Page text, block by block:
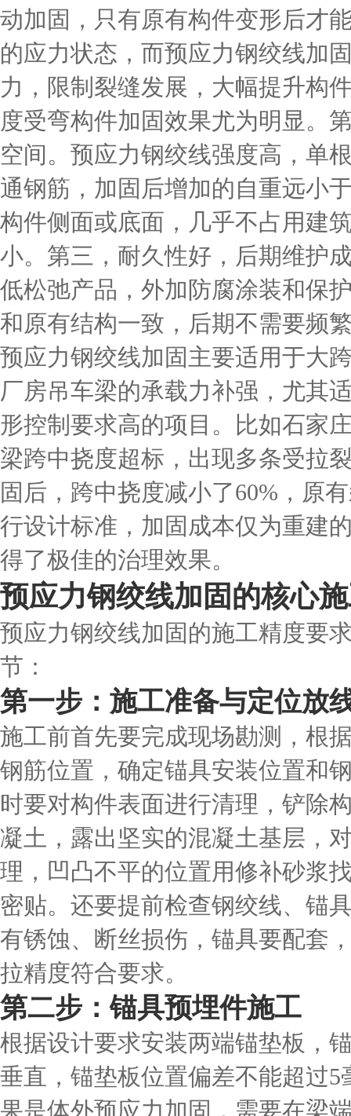
动加固，只有原有构件变形后才
的应力状态，而预应力钢绞线加
力，限制裂缝发展，大幅提升构
度受弯构件加固效果尤为明显。
空间。预应力钢绞线强度高，单
通钢筋，加固后增加的自重远小
构件侧面或底面，几乎不占用建
小。第三，耐久性好，后期维护
低松弛产品，外加防腐涂装和保
和原有结构一致，后期不需要频
预应力钢绞线加固主要适用于大
厂房吊车梁的承载力补强，尤其
形控制要求高的项目。比如石家
梁跨中挠度超标，出现多条受拉
固后，跨中挠度减小了60%，原
行设计标准，加固成本仅为重建
得了极佳的治理效果。
预应力钢绞线加固的核心
预应力钢绞线加固的施工精度要
节：
第一步：施工准备与定位放
施工前首先要完成现场勘测，根
钢筋位置，确定锚具安装位置和
时要对构件表面进行清理，铲除
凝土，露出坚实的混凝土基层，
理，凹凸不平的位置用修补砂浆
密贴。还要提前检查钢绞线、锚
有锈蚀、断丝损伤，锚具要配套
拉精度符合要求。
第二步：锚具预埋件施工
根据设计要求安装两端锚垫板，
垂直，锚垫板位置偏差不能超过
果是体外预应力加固，需要在梁